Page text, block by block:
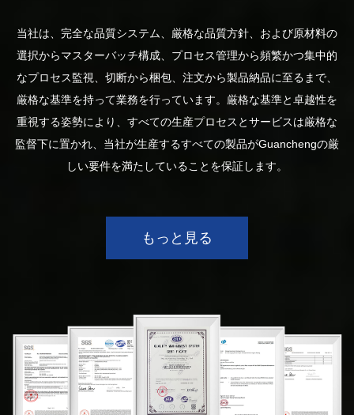
当社は、完全な品質システム、厳格な品質方針、および原材料の
選択からマスターバッチ構成、プロセス管理から頻繁かつ集中的
なプロセス監視、切断から梱包、注文から製品納品に至るまで、
厳格な基準を持って業務を行っています。厳格な基準と卓越性を
重視する姿勢により、すべての生産プロセスとサービスは厳格な
監督下に置かれ、当社が生産するすべての製品がGuanchengの厳
しい要件を満たしていることを保証します。
もっと見る